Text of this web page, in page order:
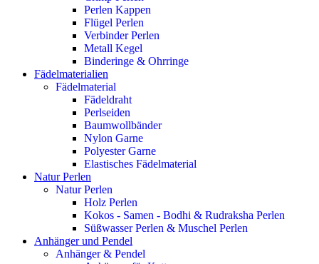
Perlen Kappen
Flügel Perlen
Verbinder Perlen
Metall Kegel
Binderinge & Ohrringe
Fädelmaterialien
Fädelmaterial
Fädeldraht
Perlseiden
Baumwollbänder
Nylon Garne
Polyester Garne
Elastisches Fädelmaterial
Natur Perlen
Natur Perlen
Holz Perlen
Kokos - Samen - Bodhi & Rudraksha Perlen
Süßwasser Perlen & Muschel Perlen
Anhänger und Pendel
Anhänger & Pendel